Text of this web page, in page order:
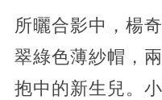
所曬合影中，楊
翠綠色薄紗帽，
抱中的新生兒。